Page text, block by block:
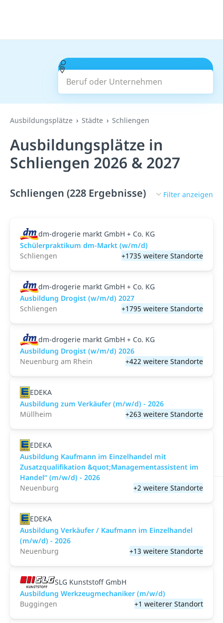
Beruf oder Unternehmen
Suchen
Ausbildungsplätze Städte Schliengen
Ausbildungsplätze in
Schliengen 2026 & 2027
Schliengen (228 Ergebnisse) Filter anzeigen
dm-drogerie markt GmbH + Co. KG
Schülerpraktikum dm-Markt (w/m/d)
Schliengen
+1735 weitere Standorte
dm-drogerie markt GmbH + Co. KG
Ausbildung Drogist (w/m/d) 2027
Schliengen
+1795 weitere Standorte
dm-drogerie markt GmbH + Co. KG
Ausbildung Drogist (w/m/d) 2026
Neuenburg am Rhein
+422 weitere Standorte
EDEKA
Ausbildung zum Verkäufer (m/w/d) - 2026
Müllheim
+263 weitere Standorte
EDEKA
Ausbildung Kaufmann im Einzelhandel mit
Zusatzqualifikation &quot;Managementassistent im
Handel“ (m/w/d) - 2026
Neuenburg
+2 weitere Standorte
EDEKA
Ausbildung Verkäufer / Kaufmann im Einzelhandel
(m/w/d) - 2026
Neuenburg
+13 weitere Standorte
SLG Kunststoff GmbH
Ausbildung Werkzeugmechaniker (m/w/d)
Buggingen
+1 weiterer Standort